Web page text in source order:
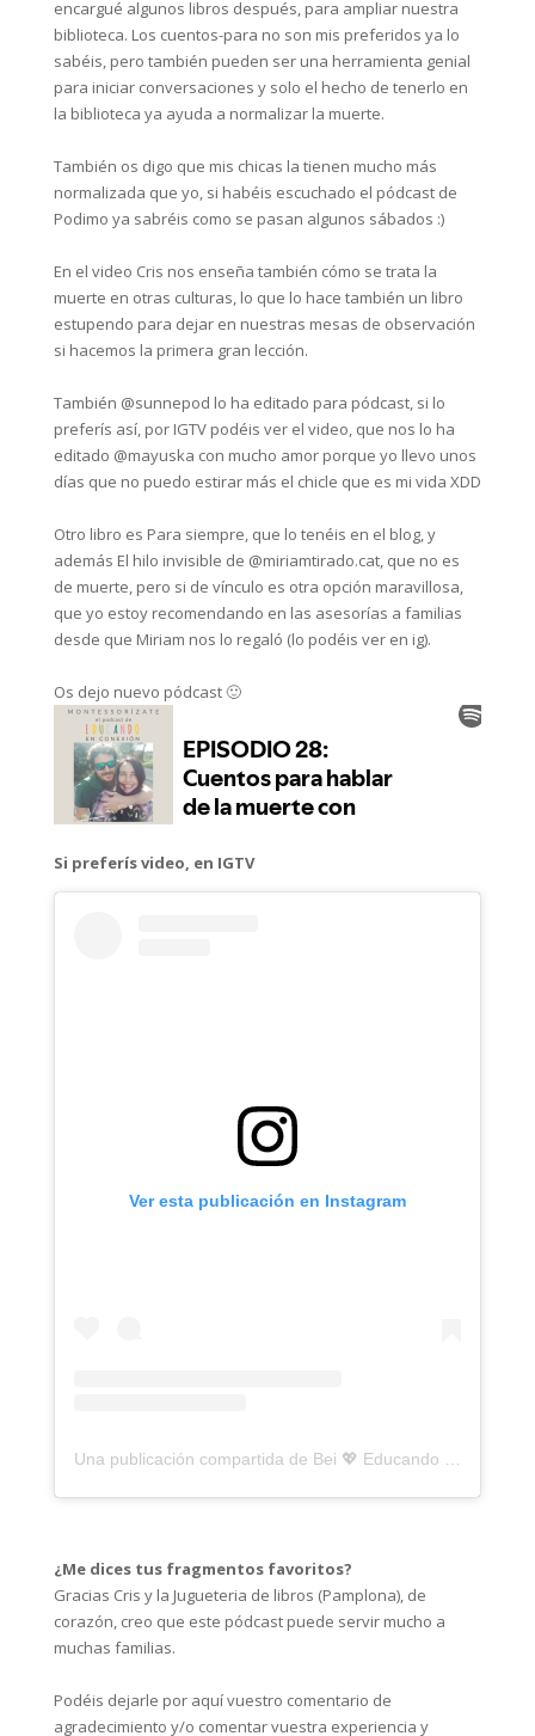
encargué algunos libros después, para ampliar nuestra
biblioteca. Los cuentos-para no son mis preferidos ya lo
sabéis, pero también pueden ser una herramienta genial
para iniciar conversaciones y solo el hecho de tenerlo en
la biblioteca ya ayuda a normalizar la muerte.⁣
También os digo que mis chicas la tienen mucho más
normalizada que yo, si habéis escuchado el pódcast de
Podimo ya sabréis como se pasan algunos sábados :)⁣
En el video Cris nos enseña también cómo se trata la
muerte en otras culturas, lo que lo hace también un libro
estupendo para dejar en nuestras mesas de observación
si hacemos la primera gran lección.⁣
También @sunnepod lo ha editado para pódcast, si lo
preferís así, por IGTV podéis ver el video, que nos lo ha
editado @mayuska con mucho amor porque yo llevo unos
días que no puedo estirar más el chicle que es mi vida XDD⁣
Otro libro es Para siempre, que lo tenéis en el blog, y
además El hilo invisible de @miriamtirado.cat, que no es
de muerte, pero si de vínculo es otra opción maravillosa,
que yo estoy recomendando en las asesorías a familias
desde que Miriam nos lo regaló (lo podéis ver en ig).⁣
Os dejo nuevo pódcast 🙂
Si preferís video, en IGTV
Ver esta publicación en Instagram
¿Me dices tus fragmentos favoritos?
Gracias Cris y la Jugueteria de libros (Pamplona), de
corazón, creo que este pódcast puede servir mucho a
muchas familias.⁣
Podéis dejarle por aquí vuestro comentario de
agradecimiento y/o comentar vuestra experiencia y